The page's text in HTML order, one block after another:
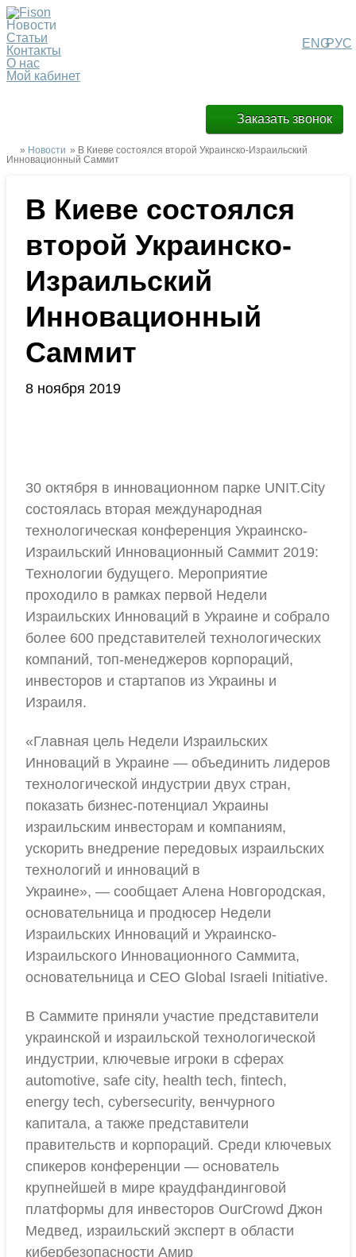
РУС
ENG
Новости
Статьи
Контакты
О нас
Мой кабинет
Заказать звонок
» Новости » В Киеве состоялся второй Украинско-Израильский
Инновационный Саммит
В Киеве состоялся
второй Украинско-
Израильский
Инновационный
Саммит
8 ноября 2019
30 октября в инновационном парке UNIT.City
состоялась вторая международная
технологическая конференция Украинско-
Израильский Инновационный Саммит 2019:
Технологии будущего. Мероприятие
проходило в рамках первой Недели
Израильских Инноваций в Украине и собрало
более 600 представителей технологических
компаний, топ-менеджеров корпораций,
инвесторов и стартапов из Украины и
Израиля.
«Главная цель Недели Израильских
Инноваций в Украине — объединить лидеров
технологической индустрии двух стран,
показать бизнес-потенциал Украины
израильским инвесторам и компаниям,
ускорить внедрение передовых израильских
технологий и инноваций в
Украине», — сообщает Алена Новгородская,
основательница и продюсер Недели
Израильских Инноваций и Украинско-
Израильского Инновационного Саммита,
основательница и CEO Global Israeli Initiative.
В Саммите приняли участие представители
украинской и израильской технологической
индустрии, ключевые игроки в сферах
automotive, safe city, health tech, fintech,
energy tech, cybersecurity, венчурного
капитала, а также представители
правительств и корпораций. Среди ключевых
спикеров конференции — основатель
крупнейшей в мире краудфандинговой
платформы для инвесторов OurCrowd Джон
Медвед, израильский эксперт в области
кибербезопасности Амир